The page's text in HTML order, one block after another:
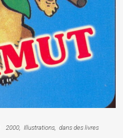
2000 Illustrations dans des livres